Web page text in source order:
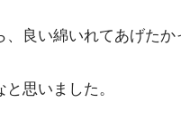
良い綿いれてあげたか
思いました。